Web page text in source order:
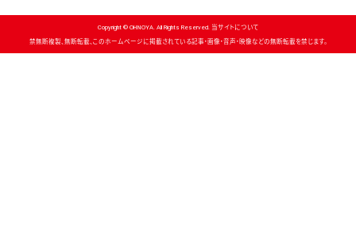
Copyright © OHNOYA. All Rights Reserved. 当サイトについて
禁無断複製、無断転載、このホームページに掲載されている記事・画像・音声・映像などの無断転載を禁じます。